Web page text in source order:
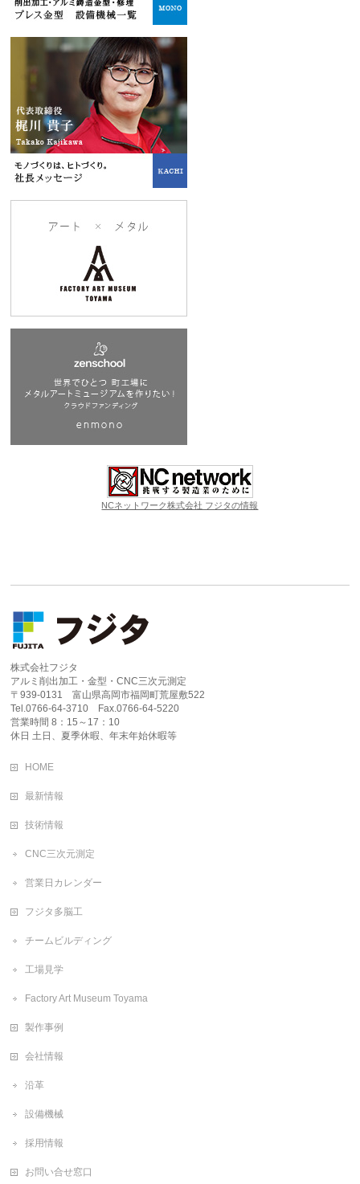
NCネットワーク株式会社 フジタの情報
株式会社フジタ
アルミ削出加工・金型・CNC三次元測定
〒939-0131 富山県高岡市福岡町荒屋敷522
Tel.0766-64-3710 Fax.0766-64-5220
営業時間 8：15～17：10
休日 土日、夏季休暇、年末年始休暇等
HOME
最新情報
技術情報
CNC三次元測定
営業日カレンダー
フジタ多脳工
チームビルディング
工場見学
Factory Art Museum Toyama
製作事例
会社情報
沿革
設備機械
採用情報
お問い合せ窓口